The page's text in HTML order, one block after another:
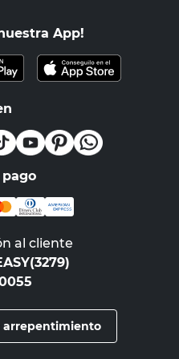
App!
al cliente
arrepentimiento